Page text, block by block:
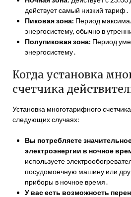
действует самый низкий тариф․
Пиковая зона: Период
энергосистему, обычно в
Полупиковая зона: Период
энергосистему․
Когда установка
счетчика
Установка многотарифного
следующих случаях:
Вы потребляете
электроэнергии в ночное
используете
посудомоечную машину или
приборы в ночное время․
У вас есть возможность